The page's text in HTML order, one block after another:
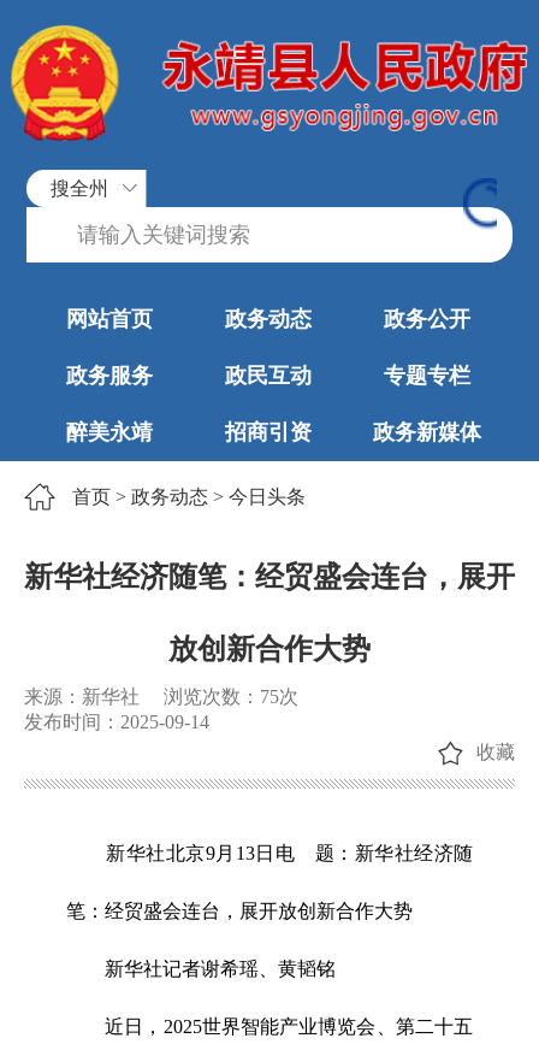
搜全州
网站首页 政务动态 政务公开
政务服务 政民互动 专题专栏
醉美永靖 招商引资 政务新媒体
首页 > 政务动态 > 今日头条
新华社经济随笔：经贸盛会连台，展开
放创新合作大势
来源：新华社 浏览次数： 75次
发布时间：2025-09-14
收藏
新华社北京9月13日电 题：新华社经济随
笔：经贸盛会连台，展开放创新合作大势
新华社记者谢希瑶、黄韬铭
近日，2025世界智能产业博览会、第二十五